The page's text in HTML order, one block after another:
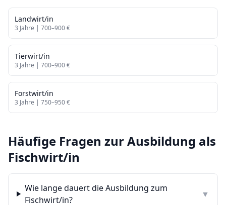
Landwirt/in
3 Jahre | 700–900€
Tierwirt/in
3 Jahre | 700–900€
Forstwirt/in
3 Jahre | 750–950€
Häufige Fragen zur Ausbildung als
Fischwirt/in
Wie lange dauert die Ausbildung zum
Fischwirt/in?
▼